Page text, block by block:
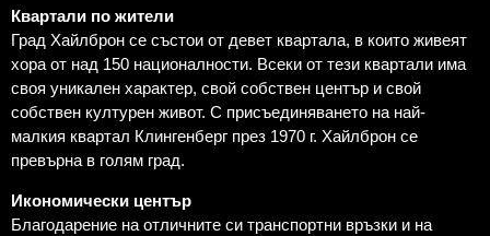
Квартали по жители
Град Хайлброн се състои от девет квартала, в които живеят
хора от над 150 националности. Всеки от тези квартали има
своя уникален характер, свой собствен център и свой
собствен културен живот. С присъединяването на най-
малкия квартал Клингенберг през 1970 г. Хайлброн се
превърна в голям град.
Икономически център
Благодарение на отличните си транспортни връзки и на